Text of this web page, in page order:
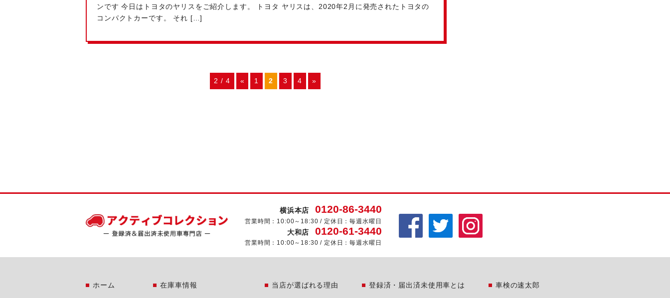
ンです 今日はトヨタのヤリスをご紹介します。 トヨタ ヤリスは、2020年2月に発売されたトヨタの
コンパクトカーです。 それ […]
2 / 4 « 1 2 3 4 »
横浜本店 0120-86-3440
営業時間：10:00～18:30 / 定休日：毎週水曜日
大和店 0120-61-3440
営業時間：10:00～18:30 / 定休日：毎週水曜日
ホーム 在庫車情報 当店が選ばれる理由 登録済・届出済未使用車とは 車検の速太郎